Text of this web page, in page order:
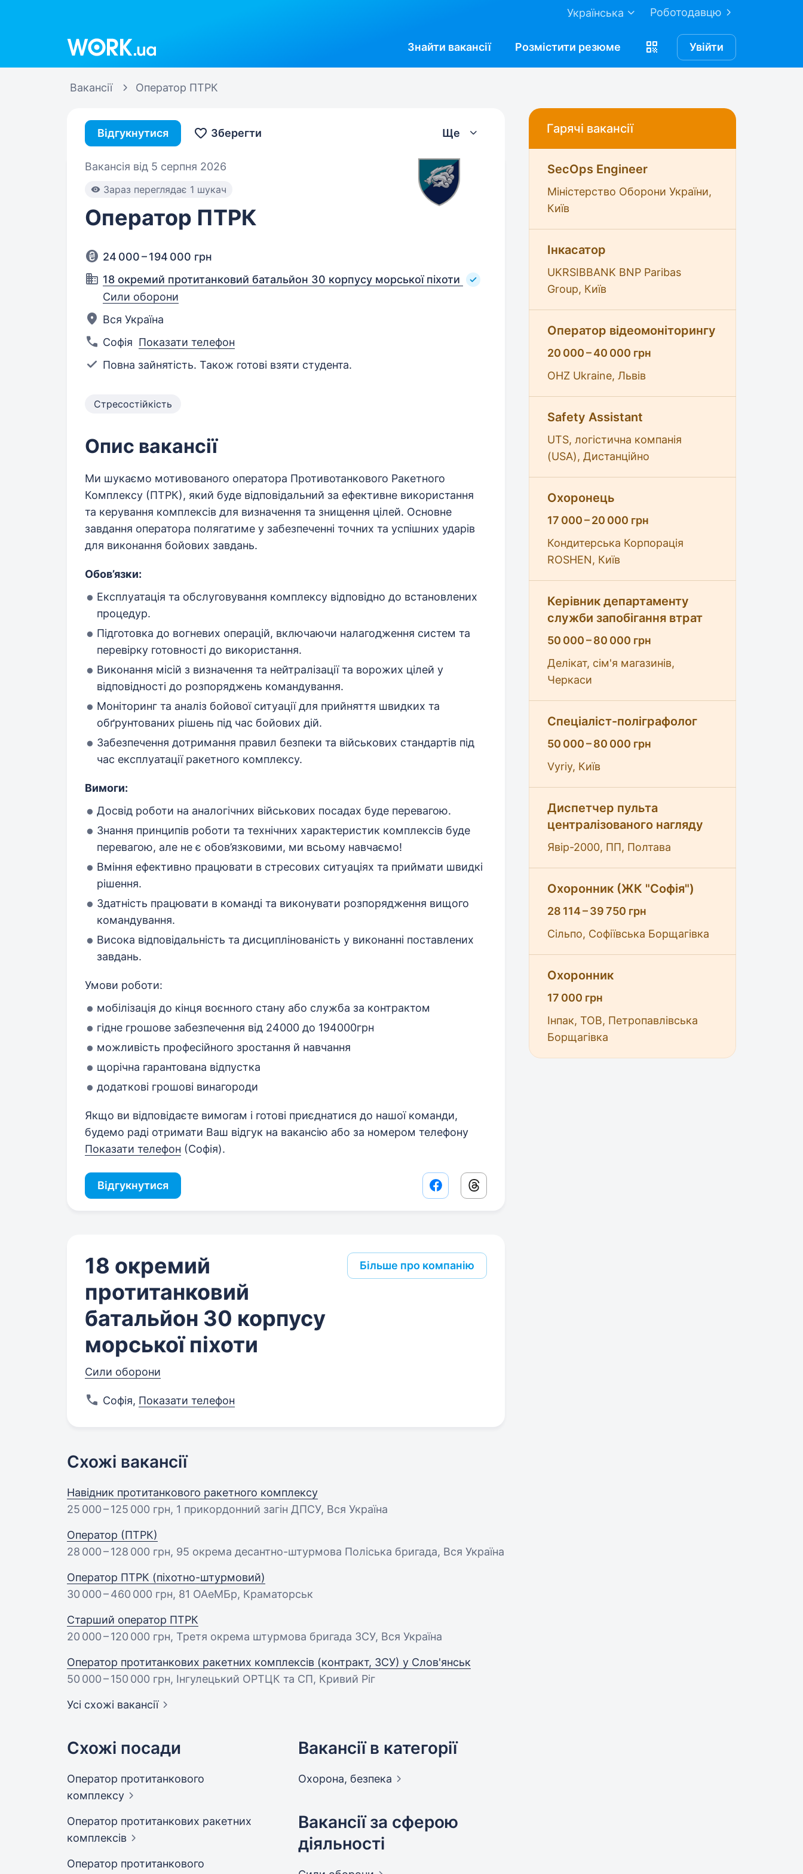
Роботодавцю
Українська
Знайти вакансії Розмістити резюме Увійти
Вакансії Оператор ПТРК
Відгукнутися Зберегти Ще
Вакансія від 5 серпня 2026
Зараз переглядає 1 шукач
Оператор ПТРК
24 000 – 194 000 грн
18 окремий протитанковий батальйон 30 корпусу морської піхоти
Сили оборони
Вся Україна
Софія Показати телефон
Повна зайнятість. Також готові взяти студента.
Стресостійкість
Опис вакансії
Ми шукаємо мотивованого оператора Противотанкового Ракетного
Комплексу (ПТРК), який буде відповідальний за ефективне використання
та керування комплексів для визначення та знищення цілей. Основне
завдання оператора полягатиме у забезпеченні точних та успішних ударів
для виконання бойових завдань.
Обов’язки:
Експлуатація та обслуговування комплексу відповідно до встановлених
процедур.
Підготовка до вогневих операцій, включаючи налагодження систем та
перевірку готовності до використання.
Виконання місій з визначення та нейтралізації та ворожих цілей у
відповідності до розпоряджень командування.
Моніторинг та аналіз бойової ситуації для прийняття швидких та
обґрунтованих рішень під час бойових дій.
Забезпечення дотримання правил безпеки та військових стандартів під
час експлуатації ракетного комплексу.
Вимоги:
Досвід роботи на аналогічних військових посадах буде перевагою.
Знання принципів роботи та технічних характеристик комплексів буде
перевагою, але не є обов’язковими, ми всьому навчаємо!
Вміння ефективно працювати в стресових ситуаціях та приймати швидкі
рішення.
Здатність працювати в команді та виконувати розпорядження вищого
командування.
Висока відповідальність та дисциплінованість у виконанні поставлених
завдань.
Умови роботи:
мобілізація до кінця воєнного стану або служба за контрактом
гідне грошове забезпечення від 24000 до 194000грн
можливість професійного зростання й навчання
щорічна гарантована відпустка
додаткові грошові винагороди
Якщо ви відповідаєте вимогам і готові приєднатися до нашої команди,
будемо раді отримати Ваш відгук на вакансію або за номером телефону
Показати телефон (Софія).
Відгукнутися Facebook share link
Threads share link
18 окремий
протитанковий
батальйон 30 корпусу
морської піхоти
Сили оборони
Більше про компанію
Софія, Показати телефон
Схожі вакансії
Навідник протитанкового ракетного комплексу
25 000 – 125 000 грн, 1 прикордонний загін ДПСУ, Вся Україна
Оператор (ПТРК)
28 000 – 128 000 грн, 95 окрема десантно-штурмова Поліська бригада, Вся Україна
Оператор ПТРК (піхотно-штурмовий)
30 000 – 460 000 грн, 81 ОАеМБр, Краматорськ
Старший оператор ПТРК
20 000 – 120 000 грн, Третя окрема штурмова бригада ЗСУ, Вся Україна
Оператор протитанкових ракетних комплексів (контракт, ЗСУ) у Слов'янськ
50 000 – 150 000 грн, Інгулецький ОРТЦК та СП, Кривий Ріг
Усі схожі вакансії
Схожі посади
Оператор протитанкового
комплексу
Оператор протитанкових ракетних
комплексів
Оператор протитанкового
Вакансії в категорії
Охорона, безпека
Вакансії за сферою
діяльності
Гарячі вакансії
SecOps Engineer
Міністерство Оборони України,
Київ
Інкасатор
UKRSIBBANK BNP Paribas
Group, Київ
Оператор відеомоніторингу
20 000 – 40 000 грн
OHZ Ukraine, Львів
Safety Assistant
UTS, логістична компанія
(USA), Дистанційно
Охоронець
17 000 – 20 000 грн
Кондитерська Корпорація
ROSHEN, Київ
Керівник департаменту
служби запобігання втрат
50 000 – 80 000 грн
Делікат, сім'я магазинів,
Черкаси
Спеціаліст-поліграфолог
50 000 – 80 000 грн
Vyriy, Київ
Диспетчер пульта
централізованого нагляду
Явір-2000, ПП, Полтава
Охоронник (ЖК "Софія")
28 114 – 39 750 грн
Сільпо, Софіївська Борщагівка
Охоронник
17 000 грн
Інпак, ТОВ, Петропавлівська
Борщагівка